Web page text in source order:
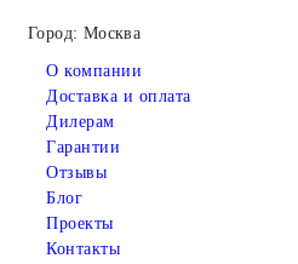
Город: Москва
О компании
Доставка и оплата
Дилерам
Гарантии
Отзывы
Блог
Проекты
Контакты